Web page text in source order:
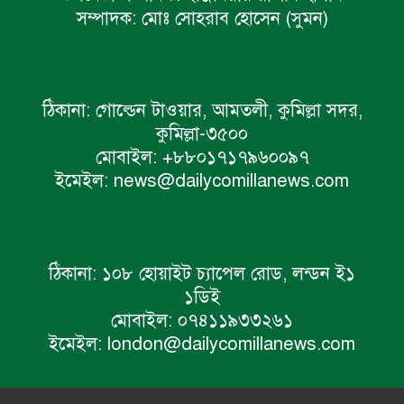
সম্পাদক: মোঃ সোহরাব হোসেন (সুমন)
ঠিকানা: গোল্ডেন টাওয়ার, আমতলী, কুমিল্লা সদর,
কুমিল্লা-৩৫০০
মোবাইল: +৮৮০১৭১৭৯৬০০৯৭
ইমেইল: news@dailycomillanews.com
ঠিকানা: ১০৮ হোয়াইট চ্যাপেল রোড, লন্ডন ই১
১ডিই
মোবাইল: ০৭৪১১৯৩৩২৬১
ইমেইল: london@dailycomillanews.com